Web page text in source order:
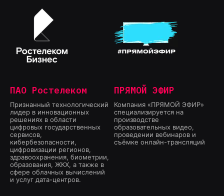
ПАО Ростелеком
Признанный технологический
лидер в инновационных
решениях в области
цифровых государственных
сервисов,
кибербезопасности,
цифровизации регионов,
здравоохранения, биометрии,
образования, ЖКХ, а также в
сфере облачных вычислений
и услуг дата-центров.
ПРЯМОЙ ЭФИР
Компания «ПРЯМОЙ ЭФИР»
специализируется на
производстве
образовательных видео,
проведении вебинаров и
съёмке онлайн-трансляций